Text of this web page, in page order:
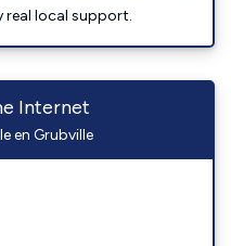
real local support.
Internet
en Grubville